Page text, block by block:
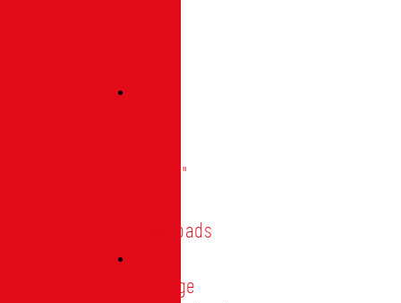
"digital"
Downloads
Vorträge